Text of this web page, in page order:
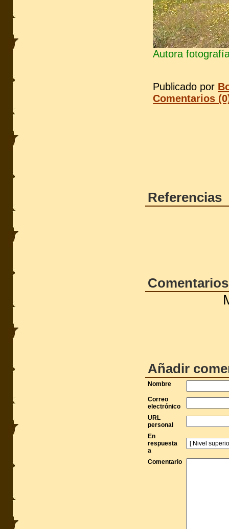
Autora
Publicado por
Comentarios
Referencias
Comentarios
Añadir
Nombre
Correo
electrónico
URL
personal
En
respuesta
a
Comentario